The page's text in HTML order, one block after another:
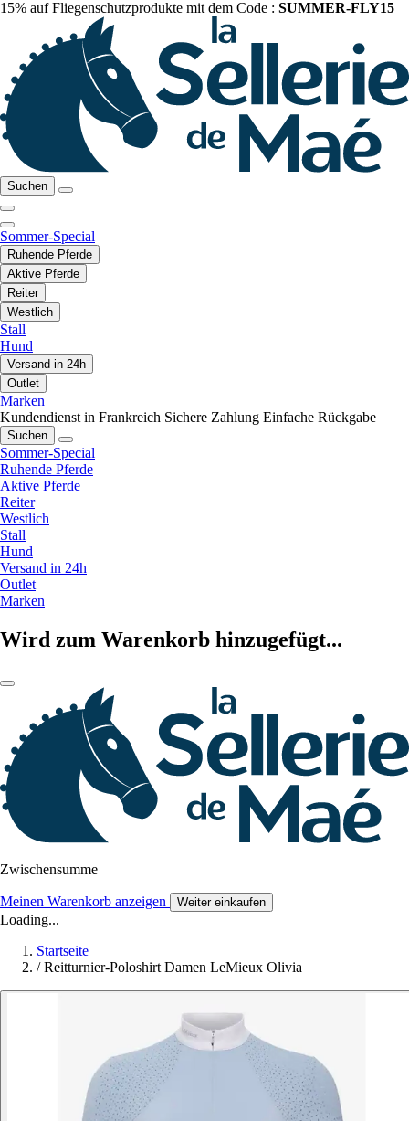
15% auf Fliegenschutzprodukte mit dem Code : SUMMER-FLY15
Suchen
Sommer-Special
Ruhende Pferde
Aktive Pferde
Reiter
Westlich
Stall
Hund
Versand in 24h
Outlet
Marken
Kundendienst in Frankreich Sichere Zahlung Einfache Rückgabe
Suchen
Sommer-Special
Ruhende Pferde
Aktive Pferde
Reiter
Westlich
Stall
Hund
Versand in 24h
Outlet
Marken
Wird zum Warenkorb hinzugefügt...
Zwischensumme
Meinen Warenkorb anzeigen Weiter einkaufen
Loading...
Startseite
/ Reitturnier-Poloshirt Damen LeMieux Olivia